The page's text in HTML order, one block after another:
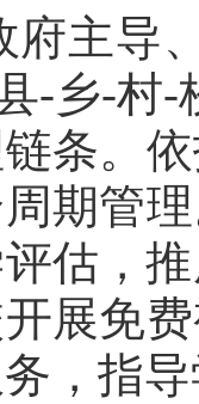
府主导
-乡-村
条。
期管
估，
展免
，指